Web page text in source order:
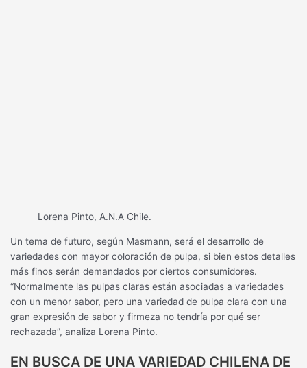
Lorena Pinto, A.N.A Chile.
Un tema de futuro, según Masmann, será el desarrollo de
variedades con mayor coloración de pulpa, si bien estos detalles
más finos serán demandados por ciertos consumidores.
“Normalmente las pulpas claras están asociadas a variedades
con un menor sabor, pero una variedad de pulpa clara con una
gran expresión de sabor y firmeza no tendría por qué ser
rechazada”, analiza Lorena Pinto.
EN BUSCA DE UNA VARIEDAD CHILENA DE